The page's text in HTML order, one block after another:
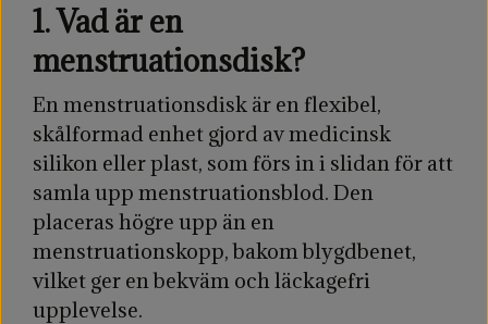
Vilken storlek ska jag välja?
Light flow: För lätt blödning. Kan hålla 30 ml.
Heavy flow: För normal eller kraftig blödning.
Kan hålla 45 ml.
Vissa använder båda storlekarna under sin
menstruation, där de använder small de dagar
de inte blöder mycket och large de dagar de har
kraftigare blödning.
1. Vad är en
menstruationsdisk?
En menstruationsdisk är en flexibel,
skålformad enhet gjord av medicinsk
silikon eller plast, som förs in i slidan för att
samla upp menstruationsblod. Den
placeras högre upp än en
menstruationskopp, bakom blygdbenet,
vilket ger en bekväm och läckagefri
upplevelse.